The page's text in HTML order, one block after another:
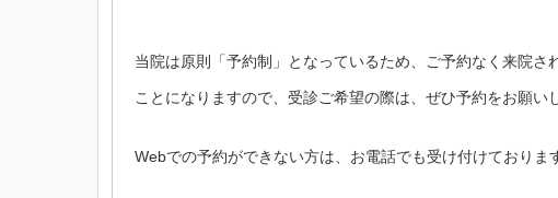
当院は原則「予約制」となっているため、ご予約なく来院さ
ことになりますので、受診ご希望の際は、ぜひ予約をお願い
Webでの予約ができない方は、お電話でも受け付けておりま